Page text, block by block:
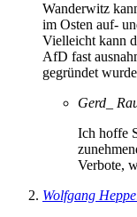
Wanderwitz
im Osten auf-
Vielleicht kann
AfD fast
gegründet
Gerd_
Ich hoffe
Verbote,
Wolfgang